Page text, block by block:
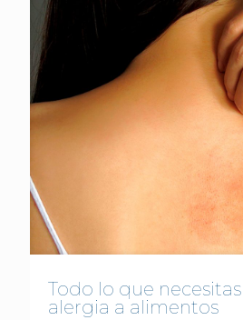
Todo lo que
alergia a alimentos